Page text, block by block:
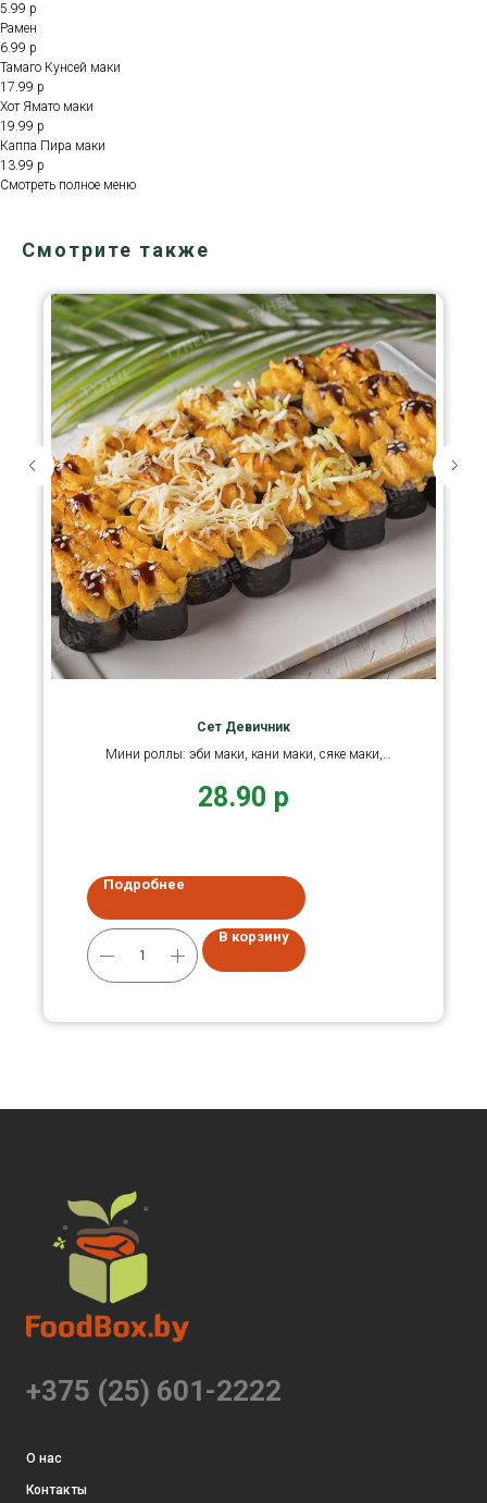
5.99 р
Рамен
6.99 р
Тамаго Кунсей маки
17.99 р
Хот Ямато маки
19.99 р
Каппа Пира маки
13.99 р
Смотреть полное меню
Смотрите также
Сет Девичник
Мини роллы: эби маки, кани маки, сяке маки,
28.90 р
Подробнее
В корзину
+375 (25) 601-2222
О нас
Контакты